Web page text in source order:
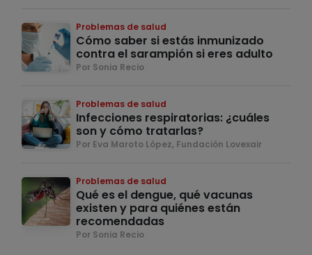
Problemas de salud
Cómo saber si estás inmunizado
contra el sarampión si eres adulto
Por Sonia Recio
Problemas de salud
Infecciones respiratorias: ¿cuáles
son y cómo tratarlas?
Por Eva Maroto López, Fundación Lovexair
Problemas de salud
Qué es el dengue, qué vacunas
existen y para quiénes están
recomendadas
Por Sonia Recio